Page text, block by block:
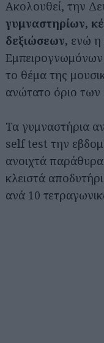
Ακολουθεί, την
γυμναστηρίων,
δεξιώσεων, ενώ η
Εμπειρογνωμόνων
το θέμα της
ανώτατο όριο των
Τα γυμναστήρια
self test την
ανοιχτά παράθυρα
κλειστά
ανά 10